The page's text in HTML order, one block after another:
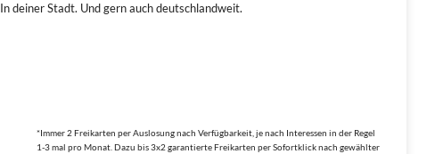
In deiner Stadt. Und gern auch deutschlandweit.
*Immer 2 Freikarten per Auslosung nach Verfügbarkeit, je nach Interessen in der Regel
1-3 mal pro Monat. Dazu bis 3x2 garantierte Freikarten per Sofortklick nach gewählter